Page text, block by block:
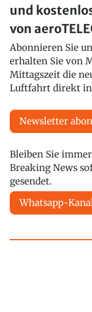
und
von
Abonnieren Sie
erhalten Sie von
Mittagszeit die
Luftfahrt direkt
Newsletter
Bleiben Sie
Breaking News
gesendet.
Whatsapp-